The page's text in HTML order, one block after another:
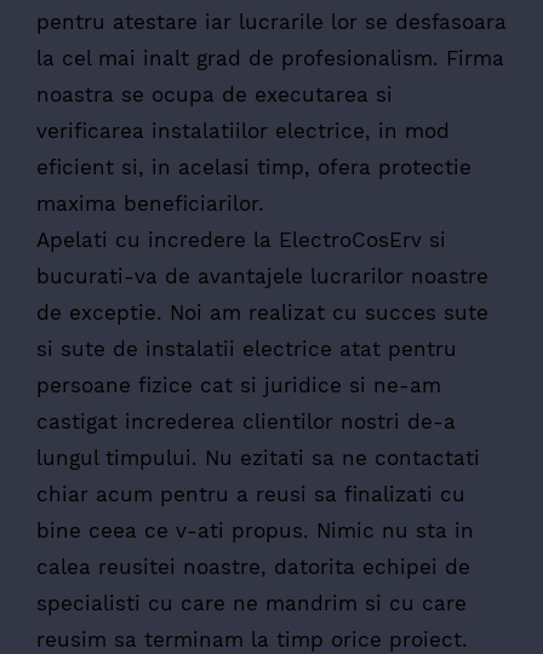
pentru atestare iar lucrarile lor se desfasoara
la cel mai inalt grad de profesionalism. Firma
noastra se ocupa de executarea si
verificarea instalatiilor electrice, in mod
eficient si, in acelasi timp, ofera protectie
maxima beneficiarilor.
Apelati cu incredere la ElectroCosErv si
bucurati-va de avantajele lucrarilor noastre
de exceptie. Noi am realizat cu succes sute
si sute de instalatii electrice atat pentru
persoane fizice cat si juridice si ne-am
castigat increderea clientilor nostri de-a
lungul timpului. Nu ezitati sa ne contactati
chiar acum pentru a reusi sa finalizati cu
bine ceea ce v-ati propus. Nimic nu sta in
calea reusitei noastre, datorita echipei de
specialisti cu care ne mandrim si cu care
reusim sa terminam la timp orice proiect.